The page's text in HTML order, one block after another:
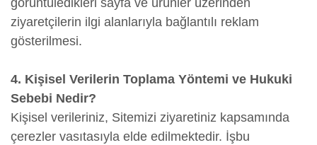
görüntüledikleri sayfa ve ürünler üzerinden
ziyaretçilerin ilgi alanlarıyla bağlantılı reklam
gösterilmesi.
4. Kişisel Verilerin Toplama Yöntemi ve Hukuki
Sebebi Nedir?
Kişisel verileriniz, Sitemizi ziyaretiniz kapsamında
çerezler vasıtasıyla elde edilmektedir. İşbu